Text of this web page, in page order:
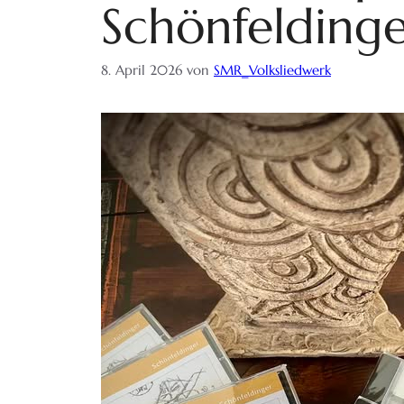
8. April 2026 von SMR_Volksliedwerk